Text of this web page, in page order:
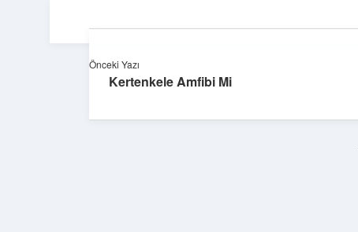
Önceki Yazı
Kertenkele Amfibi Mi